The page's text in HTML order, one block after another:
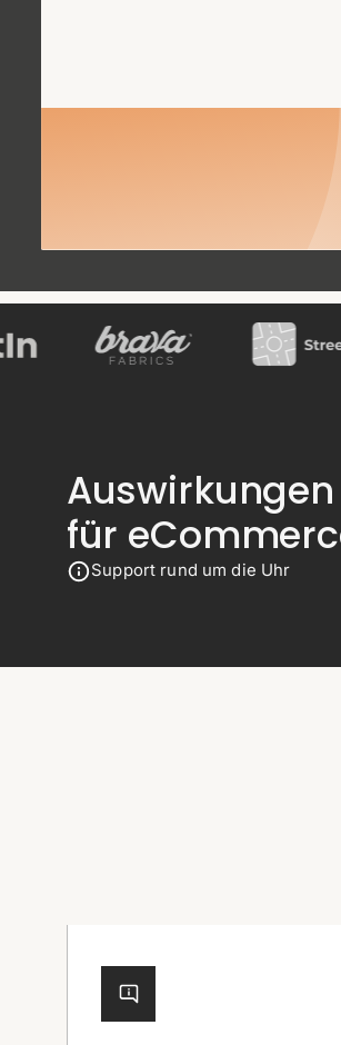
für
Support rund um die Uhr